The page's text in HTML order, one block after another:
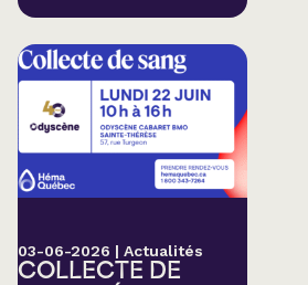
03-06-2026 | Actualités
COLLECTE DE